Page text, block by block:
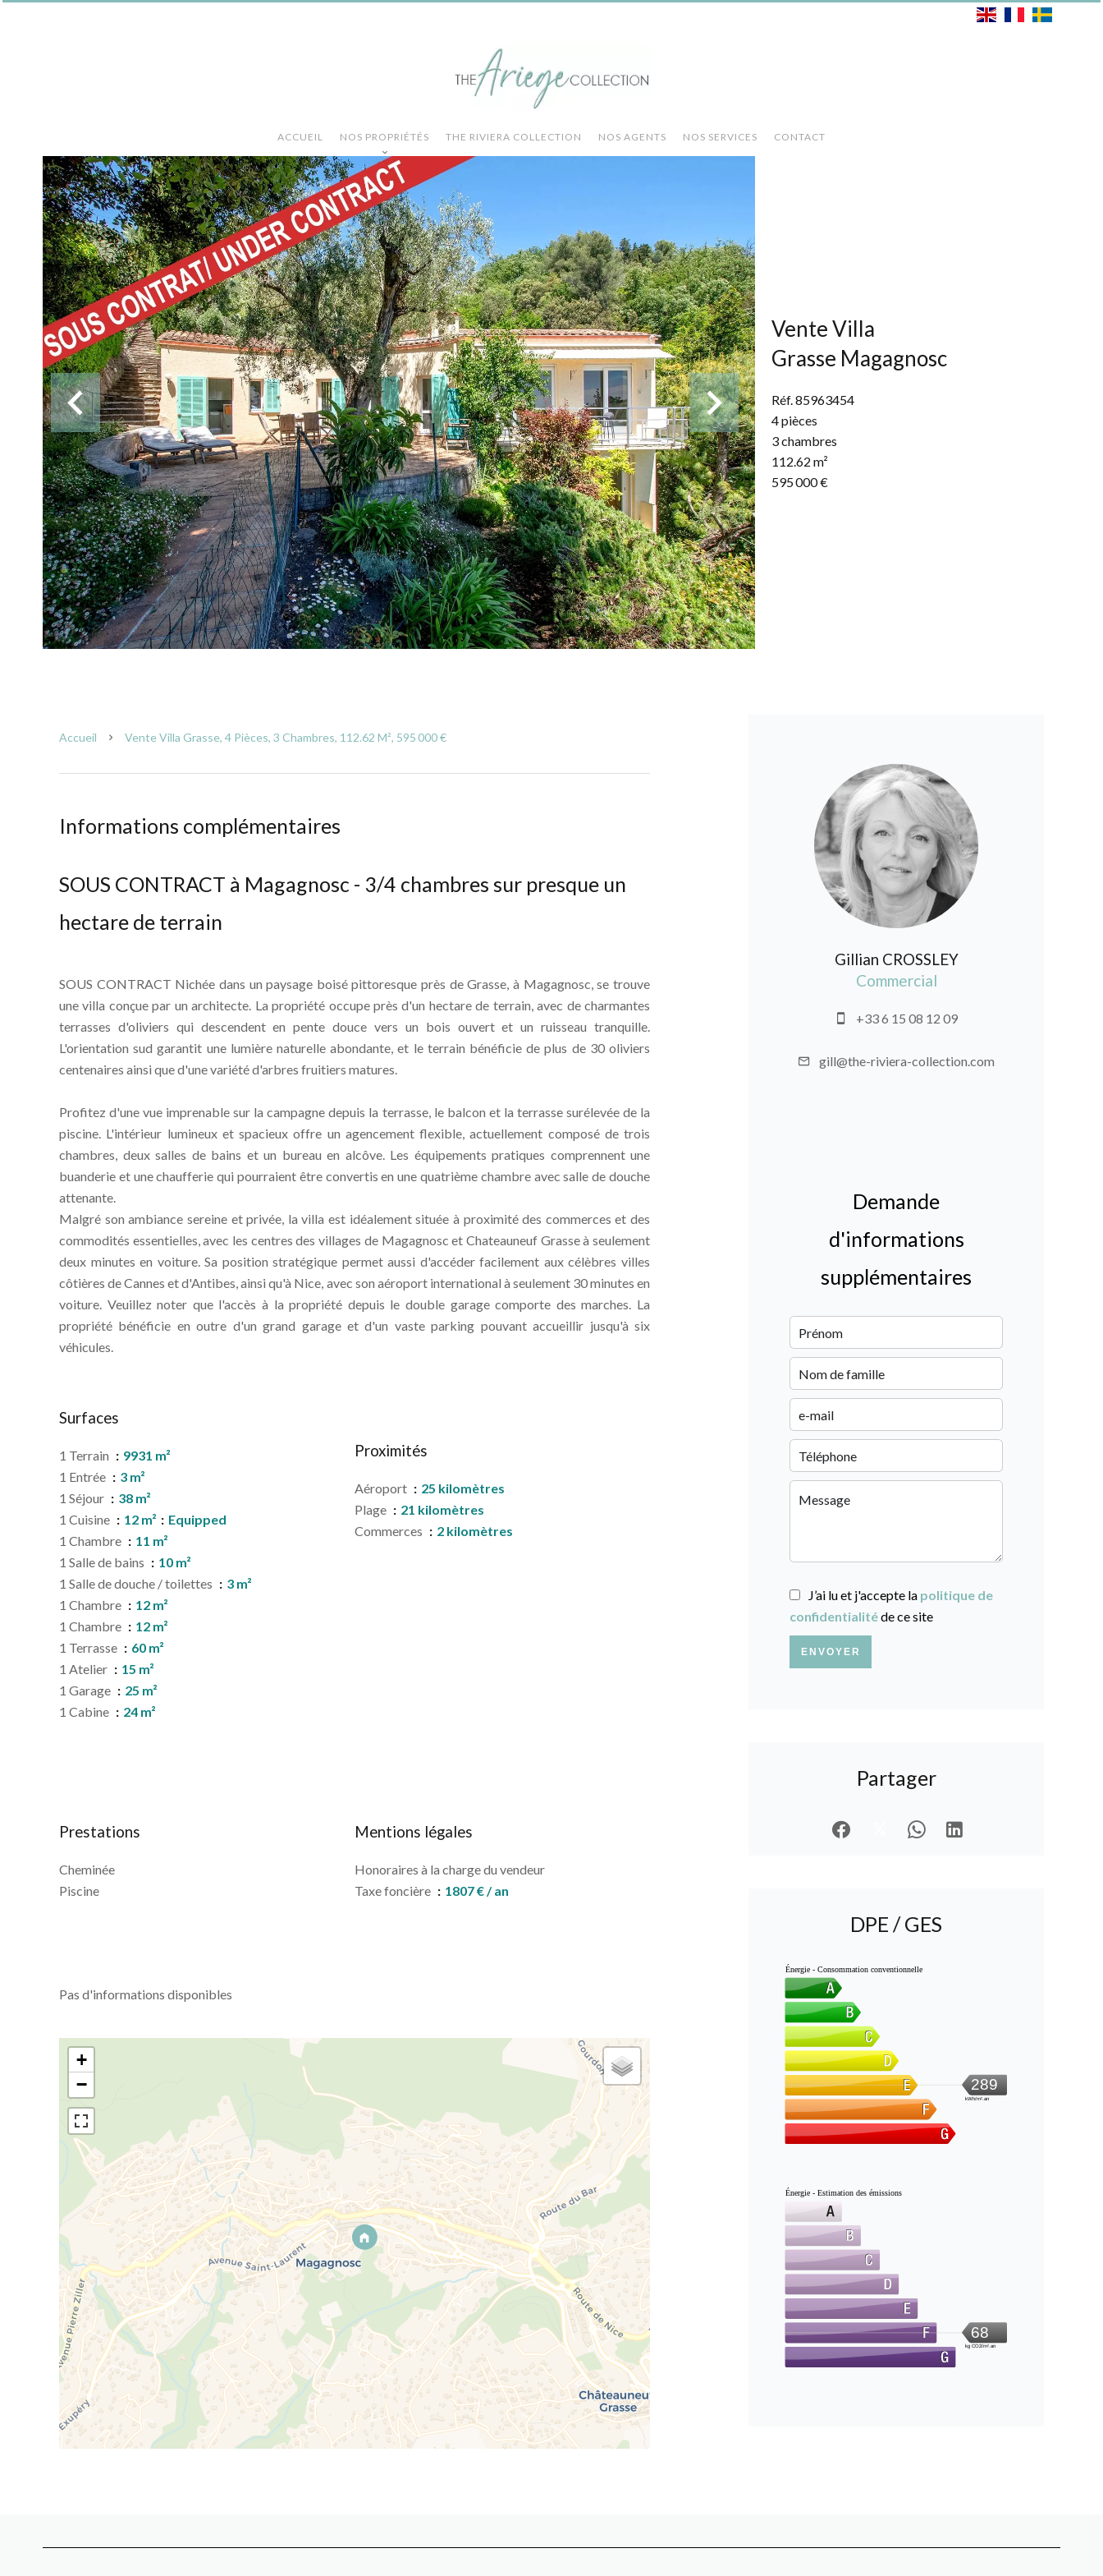
ACCUEIL NOS PROPRIÉTÉS THE RIVIERA COLLECTION NOS AGENTS NOS SERVICES CONTACT
Vente Villa
Grasse Magagnosc
Réf. 85963454
4 pièces
3 chambres
112.62 m²
595 000 €
Accueil Vente Villa Grasse, 4 Pièces, 3 Chambres, 112.62 M², 595 000 €
Informations complémentaires
SOUS CONTRACT à Magagnosc - 3/4 chambres sur presque un
hectare de terrain
SOUS CONTRACT Nichée dans un paysage boisé pittoresque près de Grasse, à Magagnosc, se trouve
une villa conçue par un architecte. La propriété occupe près d'un hectare de terrain, avec de charmantes
terrasses d'oliviers qui descendent en pente douce vers un bois ouvert et un ruisseau tranquille.
L'orientation sud garantit une lumière naturelle abondante, et le terrain bénéficie de plus de 30 oliviers
centenaires ainsi que d'une variété d'arbres fruitiers matures.
Profitez d'une vue imprenable sur la campagne depuis la terrasse, le balcon et la terrasse surélevée de la
piscine. L'intérieur lumineux et spacieux offre un agencement flexible, actuellement composé de trois
chambres, deux salles de bains et un bureau en alcôve. Les équipements pratiques comprennent une
buanderie et une chaufferie qui pourraient être convertis en une quatrième chambre avec salle de douche
attenante.
Malgré son ambiance sereine et privée, la villa est idéalement située à proximité des commerces et des
commodités essentielles, avec les centres des villages de Magagnosc et Chateauneuf Grasse à seulement
deux minutes en voiture. Sa position stratégique permet aussi d'accéder facilement aux célèbres villes
côtières de Cannes et d'Antibes, ainsi qu'à Nice, avec son aéroport international à seulement 30 minutes en
voiture. Veuillez noter que l'accès à la propriété depuis le double garage comporte des marches. La
propriété bénéficie en outre d'un grand garage et d'un vaste parking pouvant accueillir jusqu'à six
véhicules.
Surfaces
1 Terrain
9931 m²
1 Entrée
3 m²
1 Séjour
38 m²
1 Cuisine
12 m²
Equipped
1 Chambre
11 m²
1 Salle de bains
10 m²
1 Salle de douche / toilettes
3 m²
1 Chambre
12 m²
1 Chambre
12 m²
1 Terrasse
60 m²
1 Atelier
15 m²
1 Garage
25 m²
1 Cabine
24 m²
Proximités
Aéroport
25 kilomètres
Plage
21 kilomètres
Commerces
2 kilomètres
Prestations
Cheminée
Piscine
Mentions légales
Honoraires à la charge du vendeur
Taxe foncière
1807 € / an
Pas d'informations disponibles
+
−
Gillian CROSSLEY
Commercial
+33 6 15 08 12 09
gill@the-riviera-collection.com
Demande
d'informations
supplémentaires
J’ai lu et j'accepte la politique de
confidentialitéde ce site
ENVOYER
Partager
DPE / GES
Énergie - Consommation conventionnelle
289
kWh/m².an
Énergie - Estimation des émissions
68
kg CO2/m².an